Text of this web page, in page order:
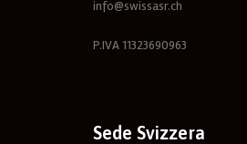
info@swissasr.ch
P.IVA 11323690963
Sede Svizzera